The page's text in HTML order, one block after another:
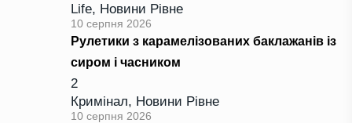
Life, Новини Рівне
10 серпня 2026
Рулетики з карамелізованих баклажанів із
сиром і часником
2
Кримінал, Новини Рівне
10 серпня 2026